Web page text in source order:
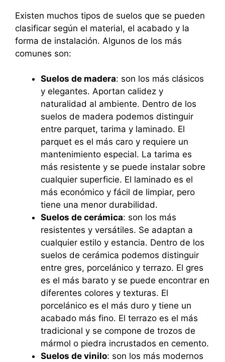
Existen muchos tipos de suelos que se pueden
clasificar según el material, el acabado y la
forma de instalación. Algunos de los más
comunes son:
Suelos de madera: son los más clásicos
y elegantes. Aportan calidez y
naturalidad al ambiente. Dentro de los
suelos de madera podemos distinguir
entre parquet, tarima y laminado. El
parquet es el más caro y requiere un
mantenimiento especial. La tarima es
más resistente y se puede instalar sobre
cualquier superficie. El laminado es el
más económico y fácil de limpiar, pero
tiene una menor durabilidad.
Suelos de cerámica: son los más
resistentes y versátiles. Se adaptan a
cualquier estilo y estancia. Dentro de los
suelos de cerámica podemos distinguir
entre gres, porcelánico y terrazo. El gres
es el más barato y se puede encontrar en
diferentes colores y texturas. El
porcelánico es el más duro y tiene un
acabado más fino. El terrazo es el más
tradicional y se compone de trozos de
mármol o piedra incrustados en cemento.
Suelos de vinilo: son los más modernos